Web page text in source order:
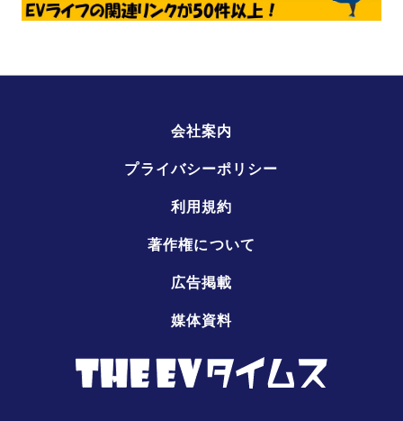
会社案内
プライバシーポリシー
利用規約
著作権について
広告掲載
媒体資料